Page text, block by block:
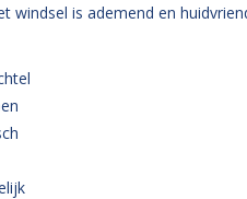
windsel is ademend en